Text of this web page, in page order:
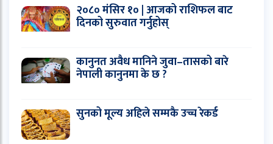
२०८० मंसिर १० | आजको राशिफल बाट
दिनको सुरुवात गर्नुहोस्
कानुनत अवैध मानिने जुवा–तासको बारे
नेपाली कानुनमा के छ ?
सुनको मूल्य अहिले सम्मकै उच्च रेकर्ड